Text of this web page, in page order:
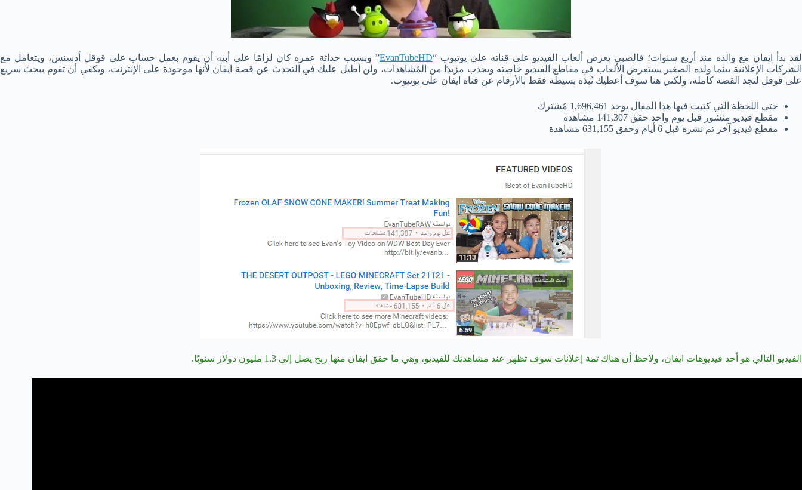
لقد بدأ ايفان مع والده منذ أربع سنوات؛ فالصبي يعرض ألعاب الفيديو على قناته على يوتيوب “EvanTubeHD” وبسبب حداثة عمره كان لزامًا على أبيه أن يقوم بعمل حساب على قوقل أدسنس، ويتعامل مع
الشركات الإعلانية بينما ولده الصغير يستعرض الألعاب في مقاطع الفيديو خاصته ويجذب مزيدًا من المُشاهدات، ولن أطيل عليك في التحدث عن قصة ايفان لأنها موجودة على الإنترنت، ويكفي أن تقوم ببحث سريع
على قوقل لتجد القصة كاملة، ولكني هنا سوف أعطيك نُبذة بسيطة فقط بالأرقام عن قناة ايفان على يوتيوب.
حتى اللحظة التي كتبت فيها هذا المقال يوجد 1,696,461 مُشترك
مقطع فيديو منشور قبل يوم واحد حقق 141,307 مشاهدة
مقطع فيديو آخر تم نشره قبل 6 أيام وحقق 631,155 مشاهدة
الفيديو التالي هو أحد فيديوهات ايفان، ولاحظ أن هناك ثمة إعلانات سوف تظهر عند مشاهدتك للفيديو، وهي ما حقق ايفان منها ربح يصل إلى 1.3 مليون دولار سنويًا.